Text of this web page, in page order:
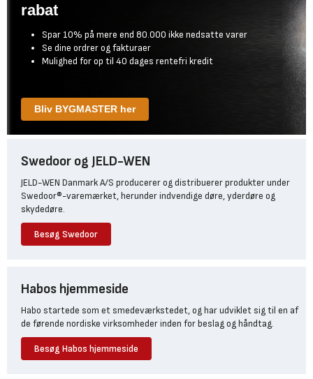
rabat
Spar 10% på mere end 80.000 ikke nedsatte varer
Se dine ordrer og fakturaer
Mulighed for op til 40 dages rentefri kredit
Bliv BYGMASTER her
Swedoor og JELD-WEN
JELD-WEN Danmark A/S producerer og distribuerer produkter under
Swedoor®-varemærket, herunder indvendige døre, yderdøre og
skydedøre.
Besøg Swedoor
Habos hjemmeside
Habo startede som et smedeværkstedet, og har udviklet sig til en af
de førende nordiske virksomheder inden for beslag og håndtag.
Besøg Habos hjemmeside